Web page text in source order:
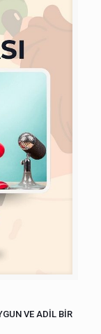
VE ADİL BİR